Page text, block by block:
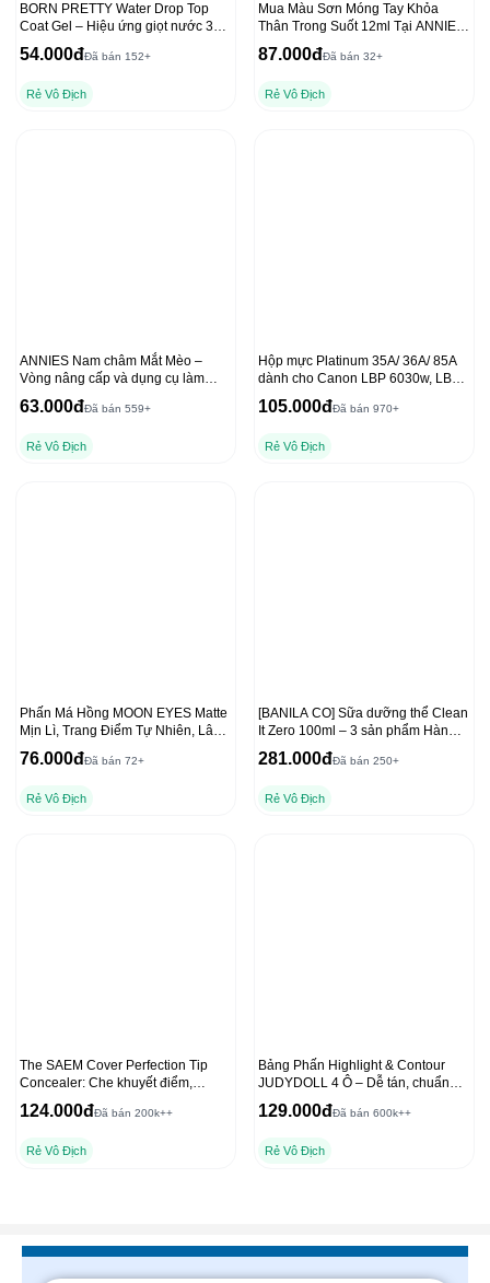
BORN PRETTY Water Drop Top
Coat Gel – Hiệu ứng giọt nước 3D
trong suốt
54.000đĐã bán 152+
Rẻ Vô Địch
Mua Màu Sơn Móng Tay Khỏa
Thân Trong Suốt 12ml Tại ANNIES
với Dụng Cụ Che Freeline
87.000đĐã bán 32+
Rẻ Vô Địch
ANNIES Nam châm Mắt Mèo –
Vòng nâng cấp và dụng cụ làm
móng tay chất lượng
63.000đĐã bán 559+
Rẻ Vô Địch
Hộp mực Platinum 35A/ 36A/ 85A
dành cho Canon LBP 6030w, LBP
6000 và HP P1102, 1212NF
105.000đĐã bán 970+
Rẻ Vô Địch
Phấn Má Hồng MOON EYES Matte
Mịn Lì, Trang Điểm Tự Nhiên, Lâu
Trôi 6,5g
76.000đĐã bán 72+
Rẻ Vô Địch
[BANILA CO] Sữa dưỡng thể Clean
It Zero 100ml – 3 sản phẩm Hàn
Quốc hàng đầu
281.000đĐã bán 250+
Rẻ Vô Địch
The SAEM Cover Perfection Tip
Concealer: Che khuyết điểm,
chống nắng hiệu quả
124.000đĐã bán 200k++
Rẻ Vô Địch
Bảng Phấn Highlight & Contour
JUDYDOLL 4 Ô – Dễ tán, chuẩn
màu 3D, lâu trôi 9g
129.000đĐã bán 600k++
Rẻ Vô Địch